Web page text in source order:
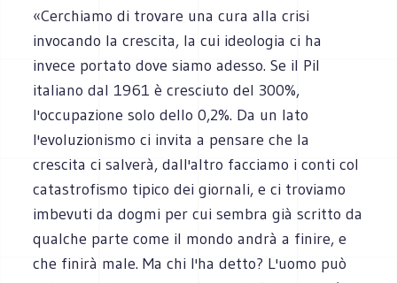
«Cerchiamo di trovare una cura alla crisi
invocando la crescita, la cui ideologia ci ha
invece portato dove siamo adesso. Se il Pil
italiano dal 1961 è cresciuto del 300%,
l'occupazione solo dello 0,2%. Da un lato
l'evoluzionismo ci invita a pensare che la
crescita ci salverà, dall'altro facciamo i conti col
catastrofismo tipico dei giornali, e ci troviamo
imbevuti da dogmi per cui sembra già scritto da
qualche parte come il mondo andrà a finire, e
che finirà male. Ma chi l'ha detto? L'uomo può